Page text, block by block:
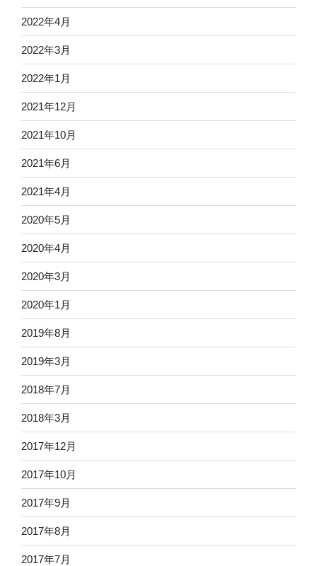
2022年4月
2022年3月
2022年1月
2021年12月
2021年10月
2021年6月
2021年4月
2020年5月
2020年4月
2020年3月
2020年1月
2019年8月
2019年3月
2018年7月
2018年3月
2017年12月
2017年10月
2017年9月
2017年8月
2017年7月